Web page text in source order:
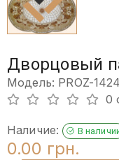
Дворцовый
Модель: PROZ-1424
0
Наличие: В
0.00 грн.